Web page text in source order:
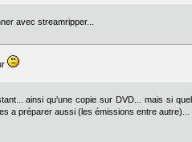
avec streamripper...
ainsi qu'une copie sur DVD... mais si
a préparer aussi (les émissions entre autre)...